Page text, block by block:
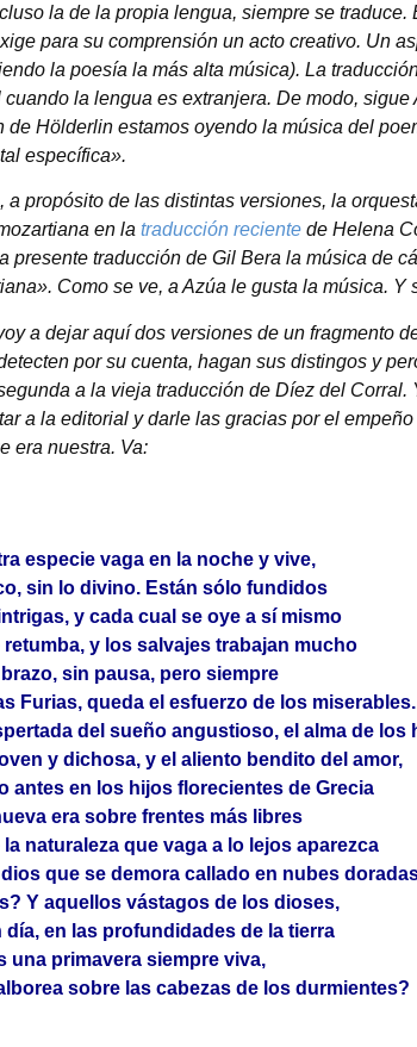
la de la propia lengua, siempre se traduce.
para su comprensión un acto creativo. Un
la poesía la más alta música). La
cuando la lengua es extranjera. De modo,
de Hölderlin estamos oyendo la música del
específica».
a propósito de las distintas versiones, la
en la traducción reciente de Helena
presente traducción de Gil Bera la música de
Como se ve, a Azúa le gusta la música. Y
a dejar aquí dos versiones de un fragmento
por su cuenta, hagan sus distingos y
a la vieja traducción de Díez del Corral.
a la editorial y darle las gracias por el
era nuestra. Va:
especie vaga en la noche y vive,
sin lo divino. Están sólo fundidos
y cada cual se oye a sí mismo
retumba, y los salvajes trabajan mucho
sin pausa, pero siempre
Furias, queda el esfuerzo de los miserables.
del sueño angustioso, el alma de los
y dichosa, y el aliento bendito del amor,
antes en los hijos florecientes de Grecia
era sobre frentes más libres
naturaleza que vaga a lo lejos aparezca
que se demora callado en nubes
Y aquellos vástagos de los dioses,
día, en las profundidades de la tierra
una primavera siempre viva,
sobre las cabezas de los durmientes?